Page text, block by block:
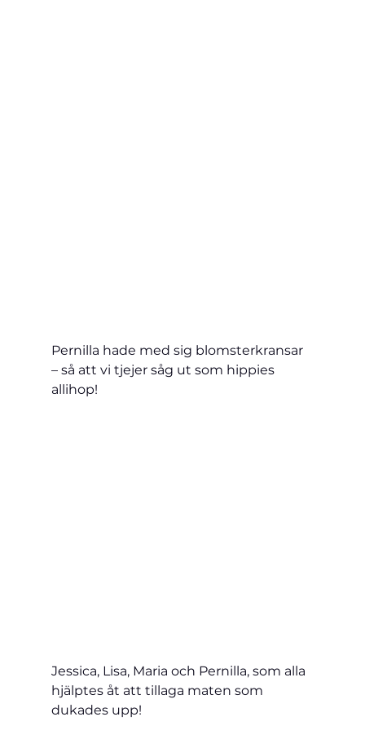
Pernilla hade med sig blomsterkransar
– så att vi tjejer såg ut som hippies
allihop!
Jessica, Lisa, Maria och Pernilla, som alla
hjälptes åt att tillaga maten som
dukades upp!